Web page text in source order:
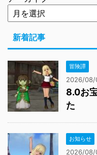
新着記事
冒険譚
2026/08/
8.0お
た
お知らせ
2026/08/